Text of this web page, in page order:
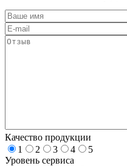
Качество продукции
1
2 3 4
5
Уровень сервиса